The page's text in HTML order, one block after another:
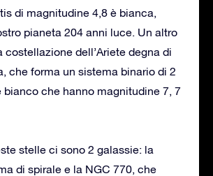
di magnitudine 4,8 è bianca,
pianeta 204 anni luce. Un altro
costellazione dell’Ariete degna di
che forma un sistema binario di 2
bianco che hanno magnitudine 7, 7
stelle ci sono 2 galassie: la
di spirale e la NGC 770, che